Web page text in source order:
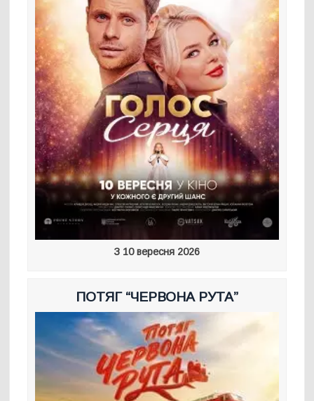
З 10 вересня 2026
ПОТЯГ “ЧЕРВОНА РУТА”